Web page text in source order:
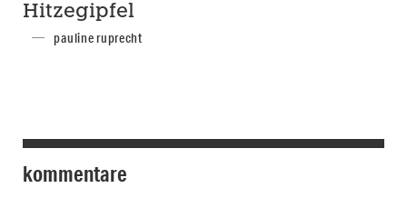
Hitzegipfel
pauline ruprecht
kommentare